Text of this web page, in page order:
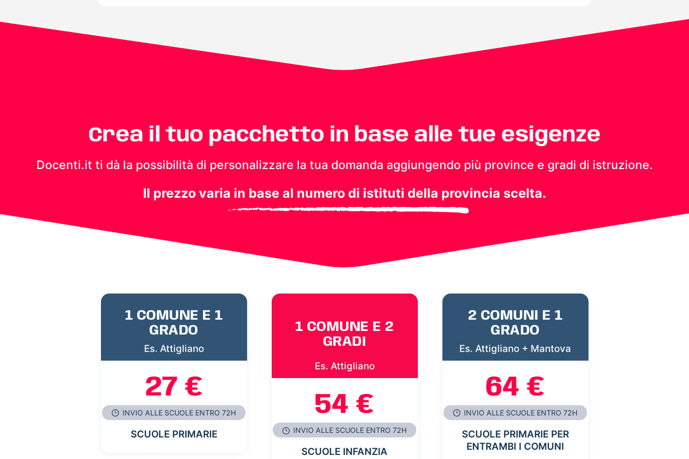
Crea il tuo pacchetto in base alle tue esigenze
Docenti.it ti dà la possibilità di personalizzare la tua domanda aggiungendo più province e gradi di istruzione.
Il prezzo varia in base al numero di istituti della provincia scelta.
1 COMUNE E 1
GRADO
Es. Attigliano
27 €
INVIO ALLE SCUOLE ENTRO 72H
SCUOLE PRIMARIE
1 COMUNE E 2
GRADI
Es. Attigliano
54 €
INVIO ALLE SCUOLE ENTRO 72H
SCUOLE INFANZIA
2 COMUNI E 1
GRADO
Es. Attigliano + Mantova
64 €
INVIO ALLE SCUOLE ENTRO 72H
SCUOLE PRIMARIE PER
ENTRAMBI I COMUNI